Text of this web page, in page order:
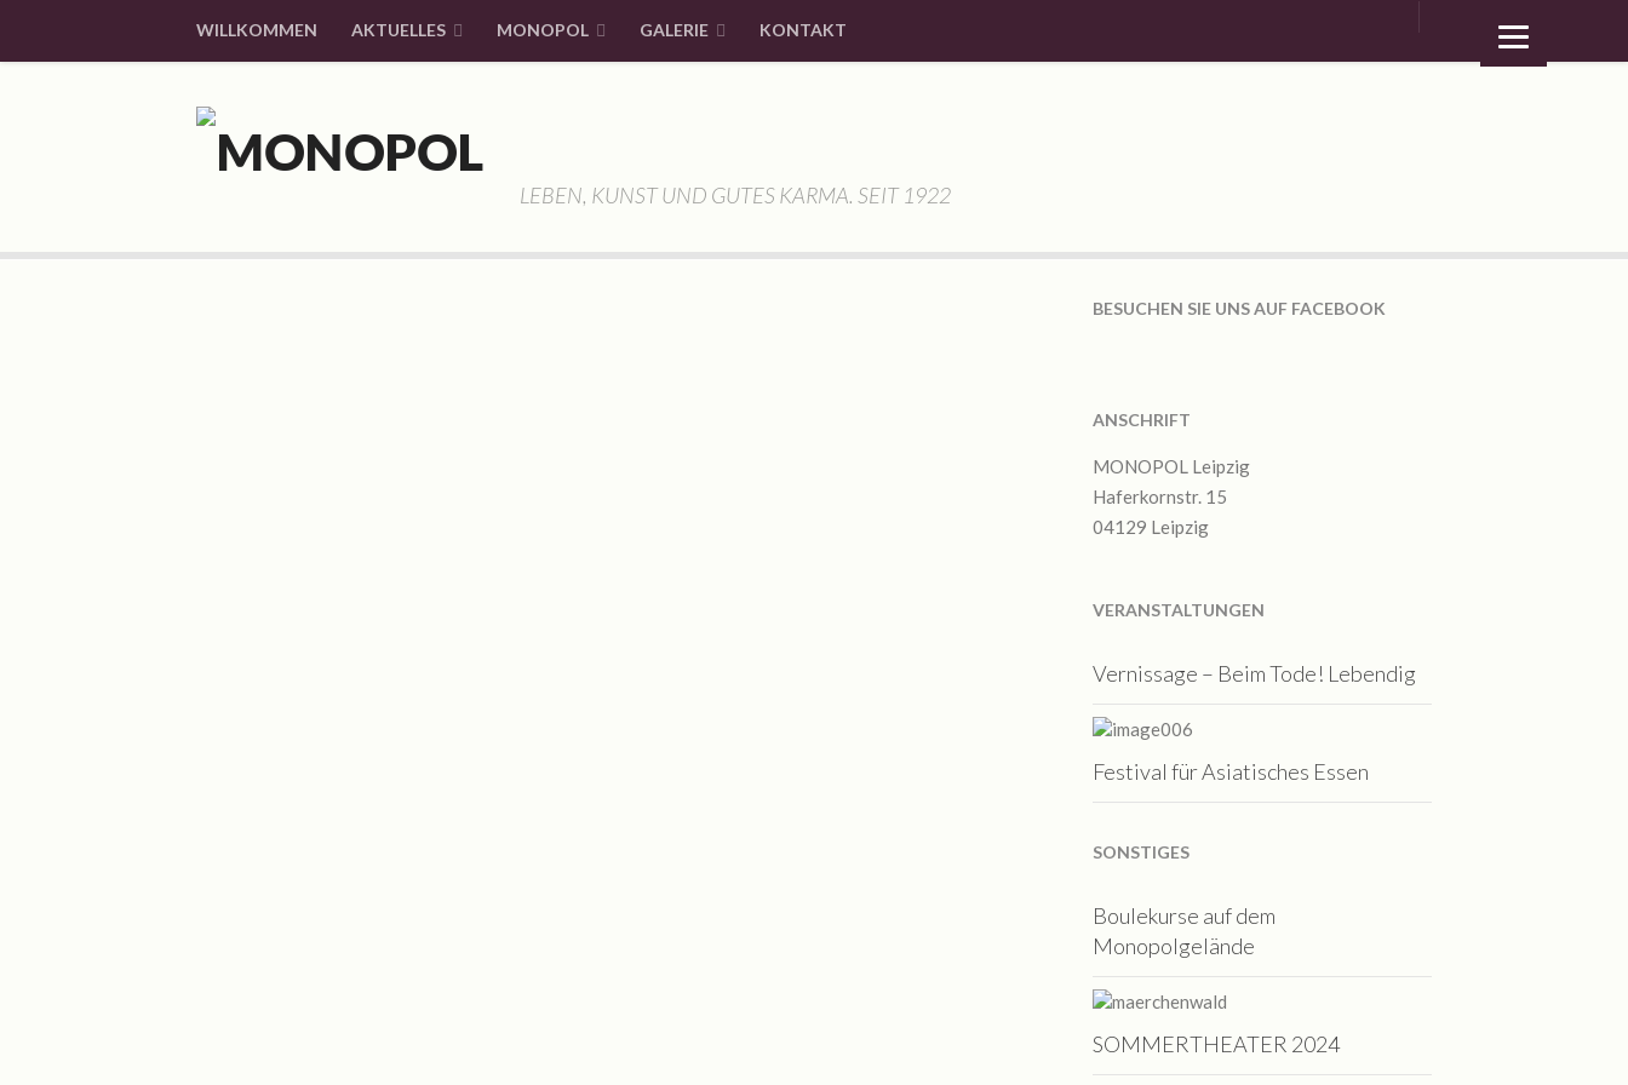
WILLKOMMEN AKTUELLES MONOPOL GALERIE KONTAKT
LEBEN, KUNST UND GUTES KARMA. SEIT 1922
BESUCHEN SIE UNS AUF FACEBOOK
ANSCHRIFT
MONOPOL Leipzig
Haferkornstr. 15
04129 Leipzig
VERANSTALTUNGEN
Vernissage – Beim Tode! Lebendig
Festival für Asiatisches Essen
SONSTIGES
Boulekurse auf dem
Monopolgelände
SOMMERTHEATER 2024